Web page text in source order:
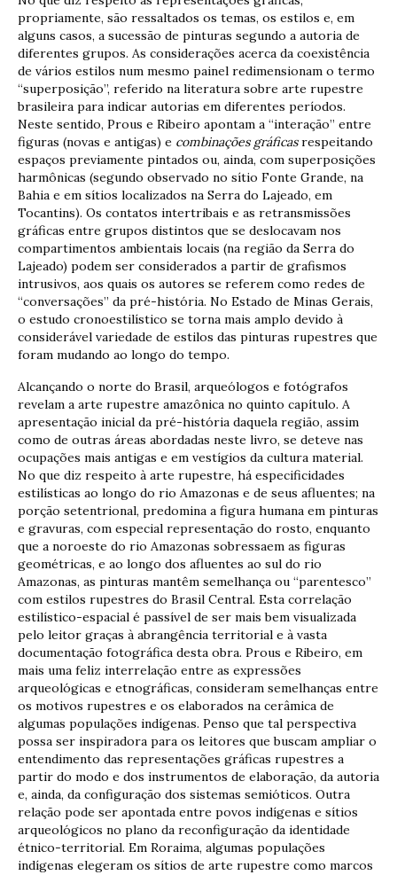
propriamente, são ressaltados os temas, os estilos e, em
alguns casos, a sucessão de pinturas segundo a autoria de
diferentes grupos. As considerações acerca da coexistência
de vários estilos num mesmo painel redimensionam o termo
“superposição”, referido na literatura sobre arte rupestre
brasileira para indicar autorias em diferentes períodos.
Neste sentido, Prous e Ribeiro apontam a “interação” entre
figuras (novas e antigas) e combinações gráficasrespeitando
espaços previamente pintados ou, ainda, com superposições
harmônicas (segundo observado no sítio Fonte Grande, na
Bahia e em sítios localizados na Serra do Lajeado, em
Tocantins). Os contatos intertribais e as retransmissões
gráficas entre grupos distintos que se deslocavam nos
compartimentos ambientais locais (na região da Serra do
Lajeado) podem ser considerados a partir de grafismos
intrusivos, aos quais os autores se referem como redes de
“conversações” da pré-história. No Estado de Minas Gerais,
o estudo cronoestilístico se torna mais amplo devido à
considerável variedade de estilos das pinturas rupestres que
foram mudando ao longo do tempo.
Alcançando o norte do Brasil, arqueólogos e fotógrafos
revelam a arte rupestre amazônica no quinto capítulo. A
apresentação inicial da pré-história daquela região, assim
como de outras áreas abordadas neste livro, se deteve nas
ocupações mais antigas e em vestígios da cultura material.
No que diz respeito à arte rupestre, há especificidades
estilísticas ao longo do rio Amazonas e de seus afluentes; na
porção setentrional, predomina a figura humana em pinturas
e gravuras, com especial representação do rosto, enquanto
que a noroeste do rio Amazonas sobressaem as figuras
geométricas, e ao longo dos afluentes ao sul do rio
Amazonas, as pinturas mantêm semelhança ou “parentesco”
com estilos rupestres do Brasil Central. Esta correlação
estilístico-espacial é passível de ser mais bem visualizada
pelo leitor graças à abrangência territorial e à vasta
documentação fotográfica desta obra. Prous e Ribeiro, em
mais uma feliz interrelação entre as expressões
arqueológicas e etnográficas, consideram semelhanças entre
os motivos rupestres e os elaborados na cerâmica de
algumas populações indígenas. Penso que tal perspectiva
possa ser inspiradora para os leitores que buscam ampliar o
entendimento das representações gráficas rupestres a
partir do modo e dos instrumentos de elaboração, da autoria
e, ainda, da configuração dos sistemas semióticos. Outra
relação pode ser apontada entre povos indígenas e sítios
arqueológicos no plano da reconfiguração da identidade
étnico-territorial. Em Roraima, algumas populações
indígenas elegeram os sítios de arte rupestre como marcos